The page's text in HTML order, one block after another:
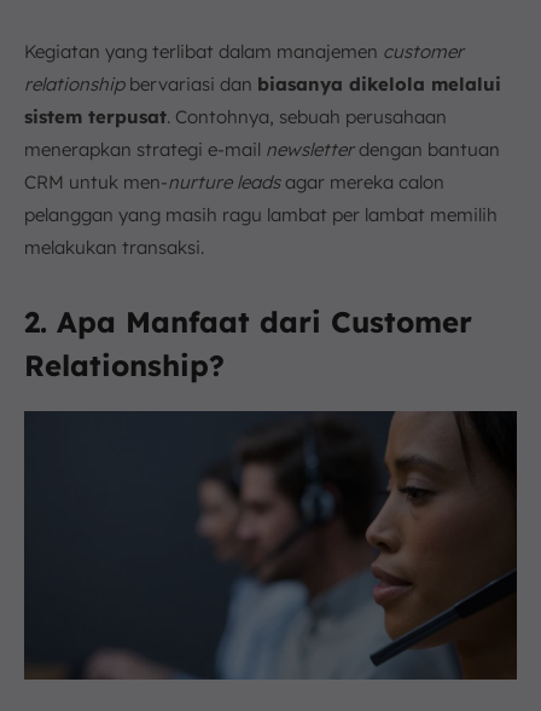
Kegiatan yang terlibat dalam manajemen customer
relationshipbervariasi dan biasanya dikelola melalui
sistem terpusat. Contohnya, sebuah perusahaan
menerapkan strategi e-mail newsletterdengan bantuan
CRM untuk men-nurture leadsagar mereka calon
pelanggan yang masih ragu lambat per lambat memilih
melakukan transaksi.
2. Apa Manfaat dari Customer
Relationship?